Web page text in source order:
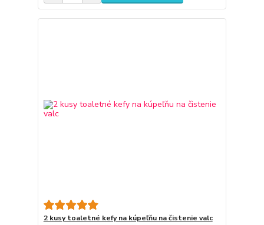
2 kusy toaletné kefy na kúpeľňu na čistenie valc